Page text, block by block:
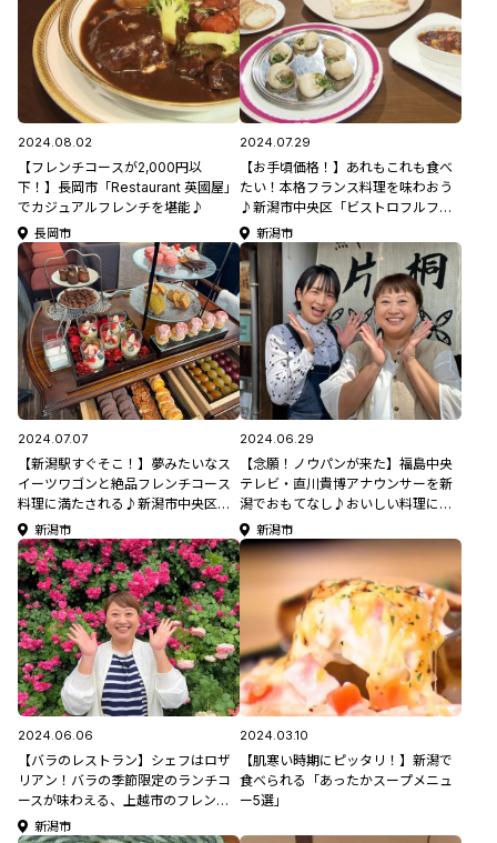
2024.08.02
【フレンチコースが2,000円以
下！】長岡市「Restaurant 英國屋」
でカジュアルフレンチを堪能♪
長岡市
2024.07.29
【お手頃価格！】あれもこれも食べ
たい！本格フランス料理を味わおう
♪新潟市中央区「ビストロフルフ
ル」新潟市
2024.07.07
【新潟駅すぐそこ！】夢みたいなス
イーツワゴンと絶品フレンチコース
料理に満たされる♪新潟市中央区
「Chareir Rendez-vous(シャレル･
ランデヴー)」
新潟市
2024.06.29
【念願！ノウパンが来た】福島中央
テレビ・直川貴博アナウンサーを新
潟でおもてなし♪おいしい料理に舌
鼓。あの番組の感想もぶっちゃけ
る？＃モロサーチ
新潟市
2024.06.06
【バラのレストラン】シェフはロザ
リアン！バラの季節限定のランチコ
ースが味わえる、上越市のフレンチ
レストラン「ラ ファミーユ スユク
新潟市
2024.03.10
【肌寒い時期にピッタリ！】新潟で
食べられる「あったかスープメニュ
ー5選」